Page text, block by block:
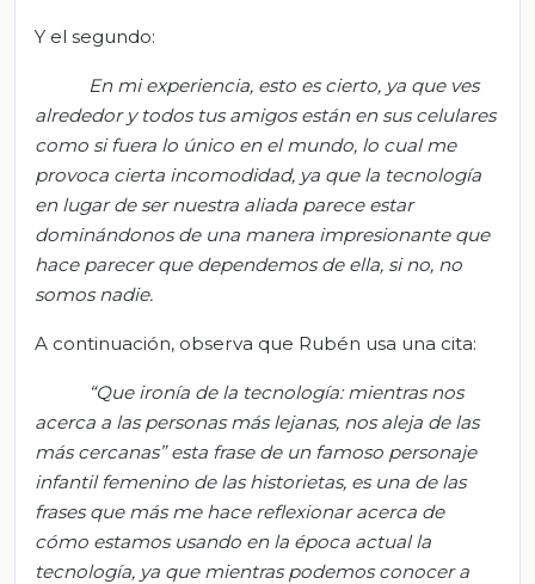
Y el segundo:
En mi experiencia, esto es cierto, ya que ves
alrededor y todos tus amigos están en sus celulares
como si fuera lo único en el mundo, lo cual me
provoca cierta incomodidad, ya que la tecnología
en lugar de ser nuestra aliada parece estar
dominándonos de una manera impresionante que
hace parecer que dependemos de ella, si no, no
somos nadie.
A continuación, observa que Rubén usa una cita:
“Que ironía de la tecnología: mientras nos
acerca a las personas más lejanas, nos aleja de las
más cercanas” esta frase de un famoso personaje
infantil femenino de las historietas, es una de las
frases que más me hace reflexionar acerca de
cómo estamos usando en la época actual la
tecnología, ya que mientras podemos conocer a